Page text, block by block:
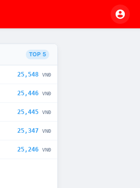
TOP 5
25,548 VNĐ
25,446 VNĐ
25,445 VNĐ
25,347 VNĐ
25,246 VNĐ